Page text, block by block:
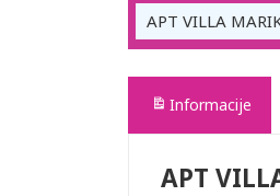
APT VILLA
Informacije
APT